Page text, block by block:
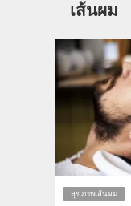
เส้นผม
สุขภาพเส้นผม